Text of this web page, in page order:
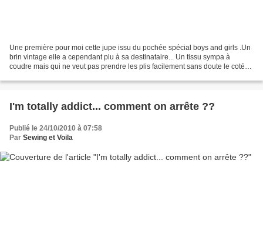
Une première pour moi cette jupe issu du pochée spécial boys and girls .Un
brin vintage elle a cependant plu à sa destinataire... Un tissu sympa à
coudre mais qui ne veut pas prendre les plis facilement sans doute le coté
I'm totally addict... comment on arrête ??
Publié le 24/10/2010 à 07:58
Par Sewing et Voila